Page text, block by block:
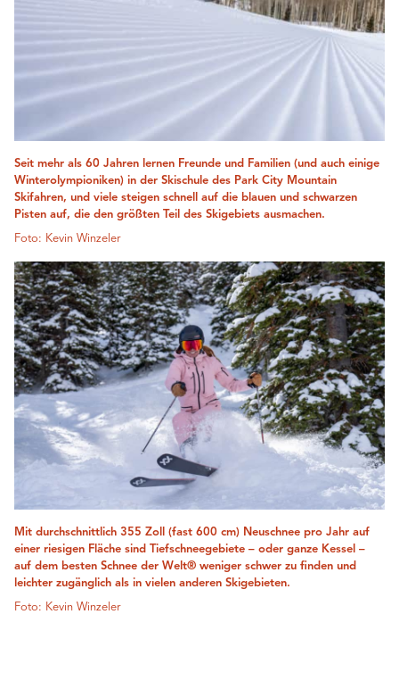
Seit mehr als 60 Jahren lernen Freunde und Familien (und auch einige
Winterolympioniken) in der Skischule des Park City Mountain
Skifahren, und viele steigen schnell auf die blauen und schwarzen
Pisten auf, die den größten Teil des Skigebiets ausmachen.
Foto: Kevin Winzeler
Mit durchschnittlich 355 Zoll (fast 600 cm) Neuschnee pro Jahr auf
einer riesigen Fläche sind Tiefschneegebiete – oder ganze Kessel –
auf dem besten Schnee der Welt® weniger schwer zu finden und
leichter zugänglich als in vielen anderen Skigebieten.
Foto: Kevin Winzeler